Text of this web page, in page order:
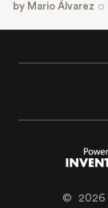
by Mario Álvarez
© 2026